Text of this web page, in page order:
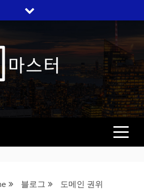
마스터
, 우리가 답입니다
블로그 도메인 권위